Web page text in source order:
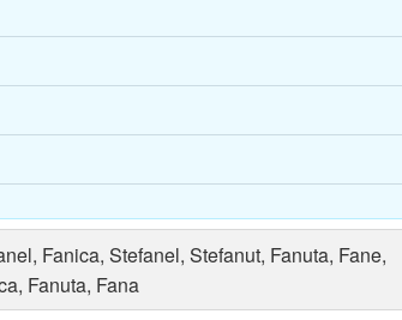
Fanica, Stefanel, Stefanut, Fanuta, Fane,
Fanuta, Fana